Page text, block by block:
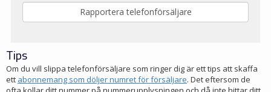
Tips
Om du vill slippa telefonförsäljare som ringer dig är ett tips att skaffa
ett abonnemang som döljer numret för försäljare. Det eftersom de